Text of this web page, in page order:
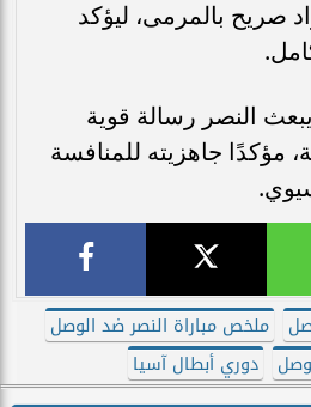
انفراد صريح بالمرمى، ليؤكد
يبعث النصر رسالة قوية
مؤكدًا جاهزيته للمنافسة
ملخص مباراة النصر ضد الوصل
دوري أبطال آسيا